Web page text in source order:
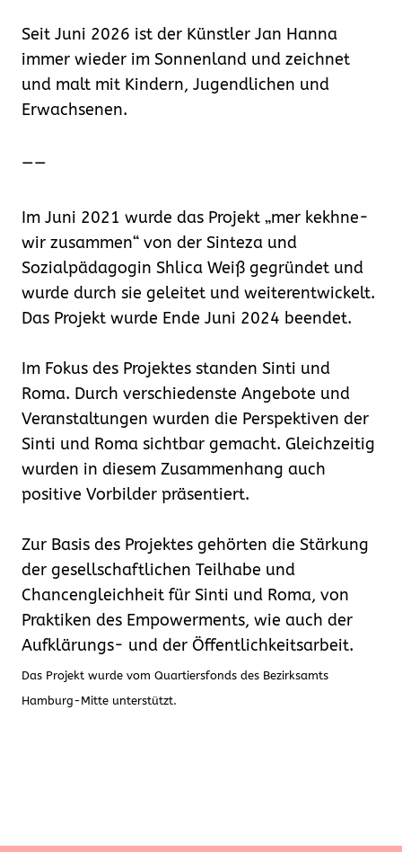
Seit Juni 2026 ist der Künstler Jan Hanna
immer wieder im Sonnenland und zeichnet
und malt mit Kindern, Jugendlichen und
Erwachsenen.
——
Im Juni 2021 wurde das Projekt „mer kekhne-
wir zusammen“ von der Sinteza und
Sozialpädagogin Shlica Weiß gegründet und
wurde durch sie geleitet und weiterentwickelt.
Das Projekt wurde Ende Juni 2024 beendet.
Im Fokus des Projektes standen Sinti und
Roma. Durch verschiedenste Angebote und
Veranstaltungen wurden die Perspektiven der
Sinti und Roma sichtbar gemacht. Gleichzeitig
wurden in diesem Zusammenhang auch
positive Vorbilder präsentiert.
Zur Basis des Projektes gehörten die Stärkung
der gesellschaftlichen Teilhabe und
Chancengleichheit für Sinti und Roma, von
Praktiken des Empowerments, wie auch der
Aufklärungs- und der Öffentlichkeitsarbeit.
Das Projekt wurde vom Quartiersfonds des Bezirksamts
Hamburg-Mitte unterstützt.